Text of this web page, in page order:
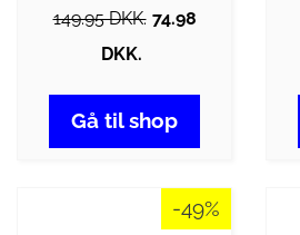
149.95 DKK. 74.98
DKK.
Gå til shop
-49%